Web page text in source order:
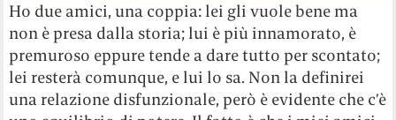
Ho due amici, una coppia: lei gli vuole bene ma
non è presa dalla storia; lui è più innamorato, è
premuroso eppure tende a dare tutto per scontato;
lei resterà comunque, e lui lo sa. Non la definirei
una relazione disfunzionale, però è evidente che c’è